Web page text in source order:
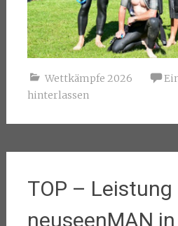
Wettkämpfe 2026
hinterlassen
TOP – Leistung
neuseenMAN